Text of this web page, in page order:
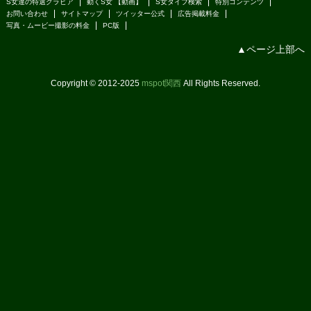
S女達の特選グラビア 動くS女 【動画】 S女タイプ検索
特別コンテンツ
お問い合わせ
サイトマップ ツイッター公式
広告掲載料金
写真・ムービー撮影の料金
PC版
▲ページ上部へ
Copyright © 2012-2025 mspot関西 All Rights Reserved.